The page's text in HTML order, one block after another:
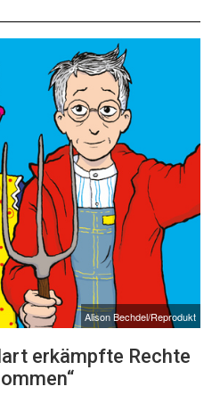
Alison Bechdel/Reprodukt
erkämpfte Rechte